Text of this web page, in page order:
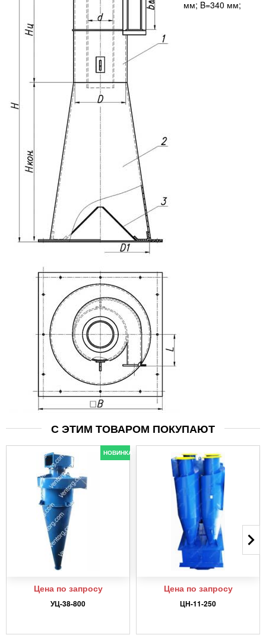
мм; B=340 мм;
С ЭТИМ ТОВАРОМ ПОКУПАЮТ
НОВИНКА
Цена по запросу
УЦ-38-800
Цена по запросу
ЦН-11-250